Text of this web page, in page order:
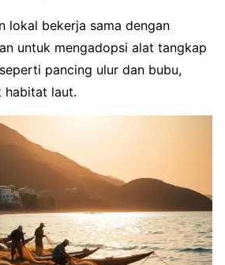
lokal bekerja sama dengan
untuk mengadopsi alat tangkap
pancing ulur dan bubu,
habitat laut.